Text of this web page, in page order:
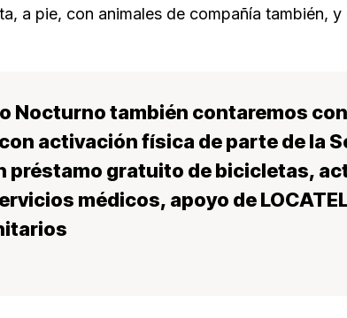
a pie, con animales de compañía también,
Nocturno también contaremos
activación física de parte de la
préstamo gratuito de bicicletas,
médicos, apoyo de